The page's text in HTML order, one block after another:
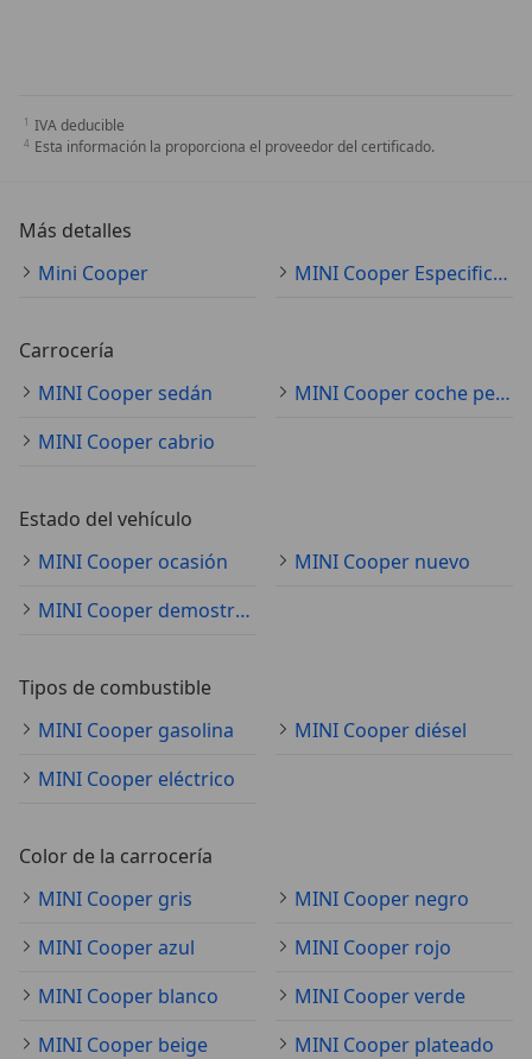
IVA deducible
Esta información la proporciona el proveedor del certificado.
Más detalles
Mini Cooper
MINI Cooper Especificaciones técnicas
Carrocería
MINI Cooper sedán
MINI Cooper coche pequeño
MINI Cooper cabrio
Estado del vehículo
MINI Cooper ocasión
MINI Cooper nuevo
MINI Cooper demostración
Tipos de combustible
MINI Cooper gasolina
MINI Cooper diésel
MINI Cooper eléctrico
Color de la carrocería
MINI Cooper gris
MINI Cooper negro
MINI Cooper azul
MINI Cooper rojo
MINI Cooper blanco
MINI Cooper verde
MINI Cooper beige
MINI Cooper plateado